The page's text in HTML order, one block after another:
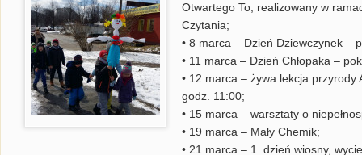
Otwartego To, realizowany w
Czytania;
• 8 marca – Dzień Dziewczynek –
• 11 marca – Dzień Chłopaka –
• 12 marca – żywa lekcja
godz. 11:00;
• 15 marca – warsztaty o
• 19 marca – Mały Chemik;
• 21 marca – 1. dzień wiosny,